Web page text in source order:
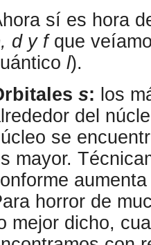
sí es hora
d y fque
l).
s: los
del
se
mayor.
horror de
mejor dicho,